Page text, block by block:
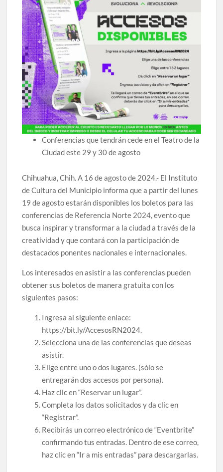
Lanza Municipio convocatoria “Chihuahua Deja Huella”
para convertir el arte local en identidad
Invitan a descubrir la escena cinematográfica del norte
con la muestra “División del Norte: Episodio 2” en Ciudad
Juárez y la capital
Conmemorará Casa Chihuahua el aniversario luctuoso de
Miguel Hidalgo
Continúa abierta la convocatoria para el Premio Indígena
Literario “Erasmo Palma”
Inaugura Municipio exposición “Horizontes Opuestos” en
Arranca Ofech su Temporada de Conciertos de Verano con
presentaciones gratuitas en Palacio de Gobierno
celebrarse en Delicias
Amplía Biblioteca Central “Carlos Montemayor”
Conferencias que tendrán cede en el Teatro de la
Ciudad este 29 y 30 de agosto
Chihuahua, Chih. A 16 de agosto de 2024.- El Instituto
de Cultura del Municipio informa que a partir del lunes
19 de agosto estarán disponibles los boletos para las
conferencias de Referencia Norte 2024, evento que
busca inspirar y transformar a la ciudad a través de la
creatividad y que contará con la participación de
destacados ponentes nacionales e internacionales.
Los interesados en asistir a las conferencias pueden
obtener sus boletos de manera gratuita con los
siguientes pasos:
Ingresa al siguiente enlace:
https://bit.ly/AccesosRN2024.
Selecciona una de las conferencias que deseas
asistir.
Elige entre uno o dos lugares. (sólo se
entregarán dos accesos por persona).
Haz clic en “Reservar un lugar”.
Completa los datos solicitados y da clic en
“Registrar”.
Recibirás un correo electrónico de “Eventbrite”
confirmando tus entradas. Dentro de ese correo,
haz clic en “Ir a mis entradas” para descargarlas.